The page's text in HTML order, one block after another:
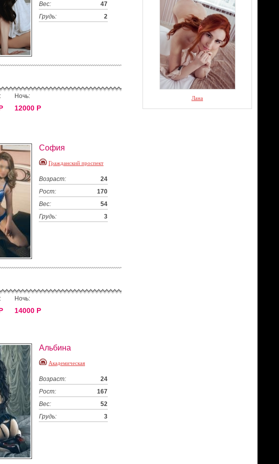
Вес:
47
Грудь:
2
Ночь:
12000 Р
София
Гражданский проспект
Возраст:
24
Рост:
170
Вес:
54
Грудь:
3
Ночь:
14000 Р
Альбина
Академическая
Возраст:
24
Рост:
167
Вес:
52
Грудь:
3
Лана